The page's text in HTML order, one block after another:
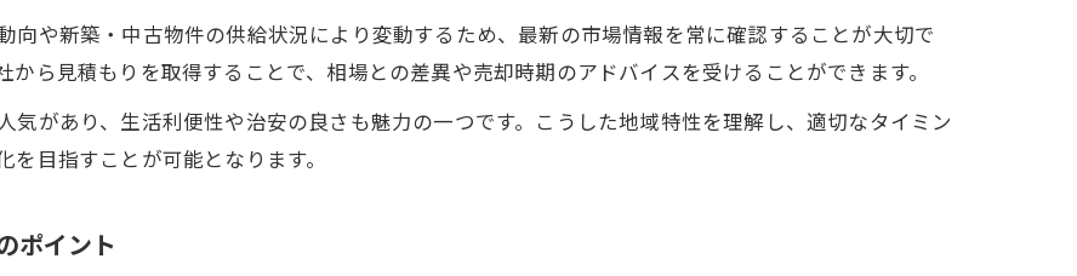
査定を活用しマンション売りたいを成功へ導く
マンション売りたい方が知るべき門真市の市場動向
向や新築・中古物件の供給状況により変動するため、最新の市場情報を常に確認することが大切で
ら見積もりを取得することで、相場との差異や売却時期のアドバイスを受けることができます。
気があり、生活利便性や治安の良さも魅力の一つです。こうした地域特性を理解し、適切なタイミン
目指すことが可能となります。
ポイント